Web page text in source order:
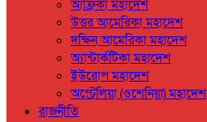
আফ্রিকা মহাদেশ
উত্তর আমেরিকা মহাদেশ
দক্ষিন আমেরিকা মহাদেশ
অ্যান্টার্কটিকা মহাদেশ
ইউরোপ মহাদেশ
অস্ট্রেলিয়া (ওশেনিয়া) মহাদেশ
রাজনীতি